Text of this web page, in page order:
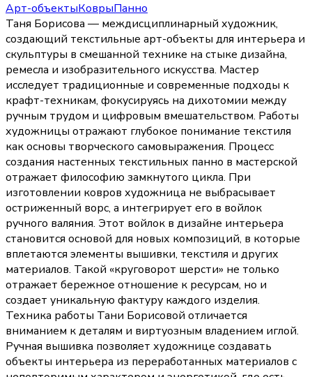
Арт-объектыКоврыПанно
Таня Борисова — междисциплинарный художник,
создающий текстильные арт-объекты для интерьера и
скульптуры в смешанной технике на стыке дизайна,
ремесла и изобразительного искусства. Мастер
исследует традиционные и современные подходы к
крафт-техникам, фокусируясь на дихотомии между
ручным трудом и цифровым вмешательством. Работы
художницы отражают глубокое понимание текстиля
как основы творческого самовыражения. Процесс
создания настенных текстильных панно в мастерской
отражает философию замкнутого цикла. При
изготовлении ковров художница не выбрасывает
остриженный ворс, а интегрирует его в войлок
ручного валяния. Этот войлок в дизайне интерьера
становится основой для новых композиций, в которые
вплетаются элементы вышивки, текстиля и других
материалов. Такой «круговорот шерсти» не только
отражает бережное отношение к ресурсам, но и
создает уникальную фактуру каждого изделия.
Техника работы Тани Борисовой отличается
вниманием к деталям и виртуозным владением иглой.
Ручная вышивка позволяет художнице создавать
объекты интерьера из переработанных материалов с